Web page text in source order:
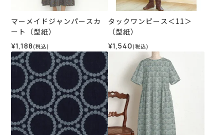
マーメイドジャンパースカ
ート（型紙）
¥1,188 (税込)
タックワンピース＜11＞
（型紙）
¥1,540 (税込)